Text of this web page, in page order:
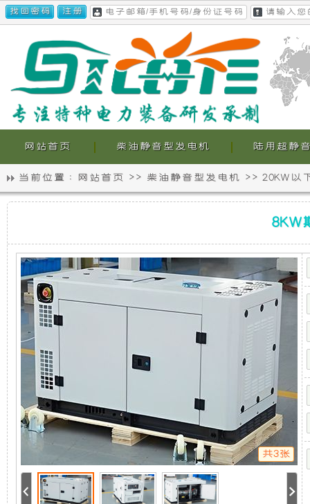
陆用超静
我
的
超
电
机
柴油静音型发电机
静
发
电
相
于
网站首页
当前位置 : 网站首页 >> 柴油静音型发电机 >> 20KW以
8KW
斯
柯
特
柴
油
静
音
发
电
机
组
（单
相
50HZ
3000
转）
8KW
斯
柯
特
柴
油
共3张